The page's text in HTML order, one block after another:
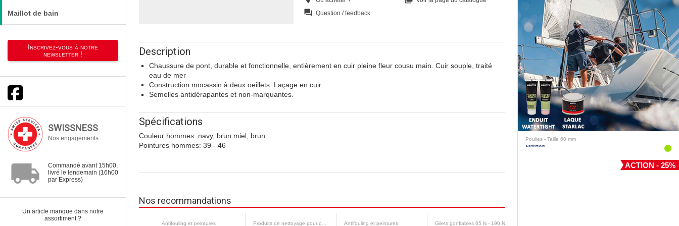
Maillot de bain
Inscrivez-vous à notre
newsletter !
SWISSNESS
Nos engagements
local_shipping
Commandé avant 15h00,
livré le lendemain (16h00
par Express)
Un article manque dans notre
assortiment ?
question_answer Question / feedback
Description
Chaussure de pont, durable et fonctionnelle, entièrement en cuir pleine fleur cousu main. Cuir souple, traité
eau de mer
Construction mocassin à deux oeillets. Laçage en cuir
Semelles antidérapantes et non-marquantes.
Spécifications
Couleur hommes: navy, brun miel, brun
Pointures hommes: 39 - 46
Nos recommandations
Antifouling et peintures Antifouling et peintures Gilets gonflables 65 N - 190 N
Poulies - Taille 60 mm
ACTION - 25%